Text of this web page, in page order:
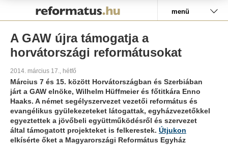
menü
A GAW újra támogatja a
horvátországi reformátusokat
2014. március 17., hétfő
Március 7 és 15. között Horvátországban és Szerbiában
járt a GAW elnöke, Wilhelm Hüffmeier és főtitkára Enno
Haaks. A német segélyszervezet vezetői református és
evangélikus gyülekezeteket látogattak, egyházvezetőkkel
egyeztettek a jövőbeli együttműködésről és szervezet
által támogatott projekteket is felkerestek. Útjukon
elkísérte őket a Magyarországi Református Egyház